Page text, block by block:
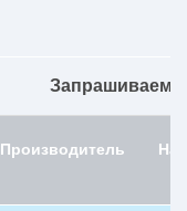
Производитель